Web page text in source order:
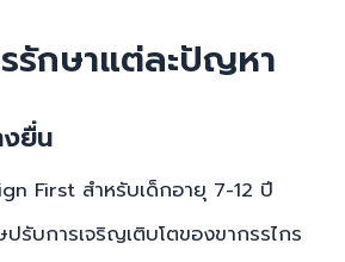
รักษาแต่ละปัญหา
ยื่น
First สำหรับเด็กอายุ 7-12 ปี
ปรับการเจริญเติบโตของขากรรไกร